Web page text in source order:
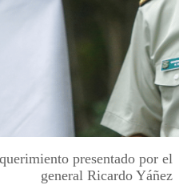
presentado por el
general Ricardo Yáñez